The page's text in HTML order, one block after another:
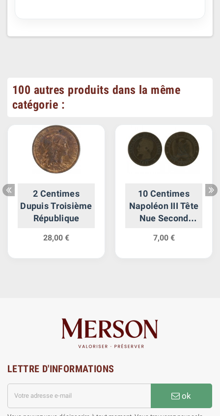
100 autres produits dans la même
catégorie :
2 Centimes
Dupuis Troisième
République
28,00 €
10 Centimes
Napoléon III Tête
Nue Second
7,00 €
LETTRE D'INFORMATIONS
ok